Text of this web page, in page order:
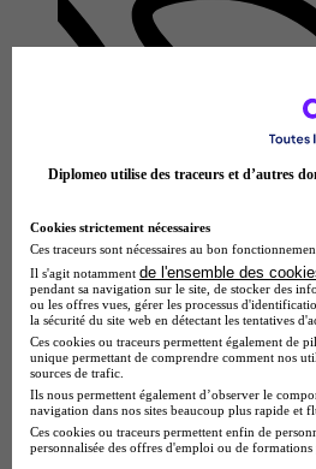
IUT
Aucun avis
Cuffies
Diplomeo utilise des traceurs et d’autres
Cookies strictement nécessaires
Ces traceurs sont nécessaires au bon
Il s'agit notamment de l'ensemble des
pendant sa navigation sur le site, de stocker des
ou les offres vues, gérer les processus
la sécurité du site web en détectant les tentatives
Ces cookies ou traceurs permettent également de
unique permettant de comprendre comment nos
sources de trafic.
Ils nous permettent également d’observer le
navigation dans nos sites beaucoup plus rapide et
Ces cookies ou traceurs permettent enfin de
personnalisée des offres d'emploi ou de formations